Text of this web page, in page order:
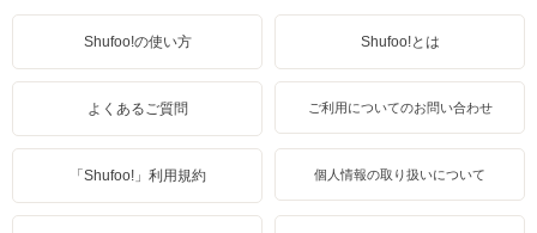
Shufoo!の使い方 Shufoo!とは
よくあるご質問 ご利用についてのお問い合わせ
「Shufoo!」利用規約 個人情報の取り扱いについて